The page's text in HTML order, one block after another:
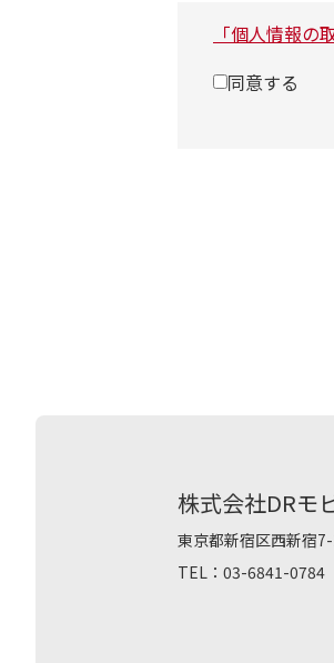
「個人情報の
同意する
株式会社DRモ
東京都新宿区西新宿
TEL：03-6841-0784